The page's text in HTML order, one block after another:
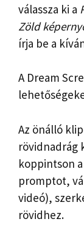
válassza ki a
Zöld
írja be a
A Dream
Az önálló
rövidnadrág
koppintson
promptot,
videó),
rövidhez.